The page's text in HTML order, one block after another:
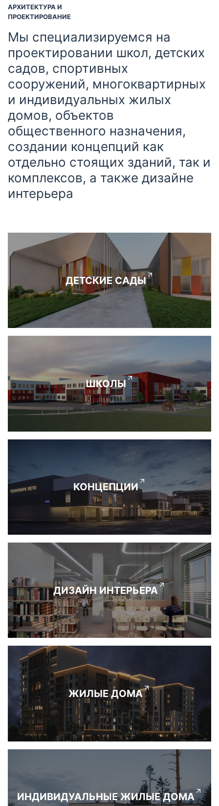
АРХИТЕКТУРА И
ПРОЕКТИРОВАНИЕ
Мы специализируемся на
проектировании школ, детских
садов, спортивных
сооружений, многоквартирных
и индивидуальных жилых
домов, объектов
общественного назначения,
создании концепций как
отдельно стоящих зданий, так и
комплексов, а также дизайне
интерьера
ДЕТСКИЕ САДЫ
ШКОЛЫ
КОНЦЕПЦИИ
ДИЗАЙН ИНТЕРЬЕРА
ЖИЛЫЕ ДОМА
ИНДИВИДУАЛЬНЫЕ ЖИЛЫЕ ДОМА